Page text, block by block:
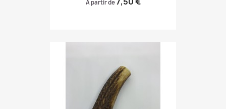
A partir de